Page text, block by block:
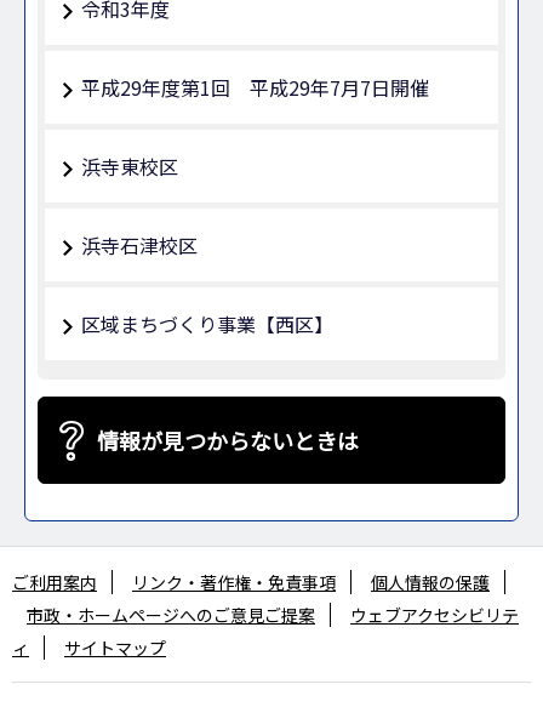
令和3年度
平成29年度第1回 平成29年7月7日開催
浜寺東校区
浜寺石津校区
区域まちづくり事業【西区】
情報が見つからないときは
ご利用案内 リンク・著作権・免責事項
個人情報の保護
市政・ホームページへのご意見ご提案
ウェブアクセシビリテ
ィ
サイトマップ